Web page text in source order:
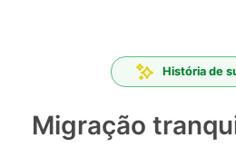
História de
Migração